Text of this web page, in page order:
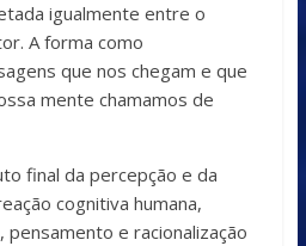
igualmente entre o
A forma como
que nos chegam e que
mente chamamos de
final da percepção e da
cognitiva humana,
pensamento e racio­nalização